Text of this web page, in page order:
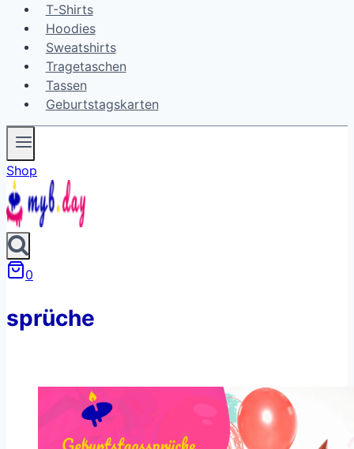
T-Shirts
Hoodies
Sweatshirts
Tragetaschen
Tassen
Geburtstagskarten
Shop
0
sprüche